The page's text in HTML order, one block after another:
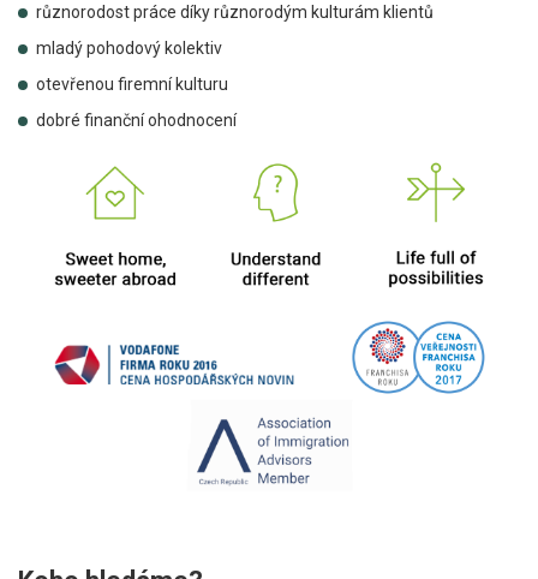
různorodost práce díky různorodým kulturám klientů
mladý pohodový kolektiv
otevřenou firemní kulturu
dobré finanční ohodnocení